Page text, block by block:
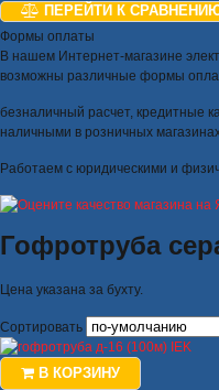
ПЕРЕЙТИ К
Формы оплаты
В нашем Интернет-магазине
возможны различные формы
безналичный расчет, кредитные
наличными в розничных
Работаем с юридическими и
Гофротруба
Цена указана за бухту.
Сортировать
В КОРЗИНУ